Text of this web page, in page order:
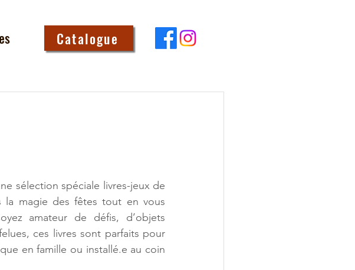
Catalogue
sélection spéciale livres-jeux de
magie des fêtes tout en vous
amateur de défis, d’objets
ces livres sont parfaits pour
en famille ou installé.e au coin